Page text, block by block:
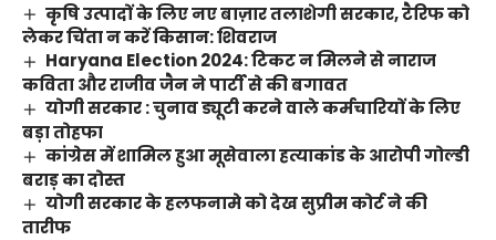
कृषि उत्पादों के लिए नए बाज़ार तलाशेगी सरकार, टैरिफ को
लेकर चिंता न करें किसान: शिवराज
Haryana Election 2024: टिकट न मिलने से नाराज
कविता और राजीव जैन ने पार्टी से की बगावत
योगी सरकार : चुनाव ड्यूटी करने वाले कर्मचारियों के लिए
बड़ा तोहफा
कांग्रेस में शामिल हुआ मूसेवाला हत्याकांड के आरोपी गोल्डी
बराड़ का दोस्त
योगी सरकार के हलफनामे को देख सुप्रीम कोर्ट ने की
तारीफ